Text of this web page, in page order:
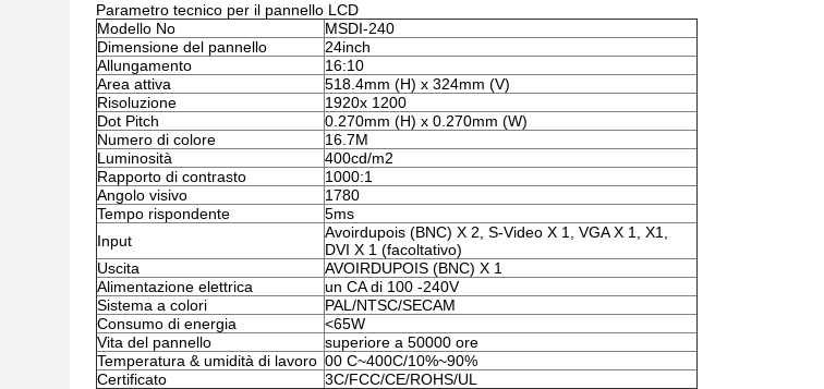
Parametro tecnico per il pannello LCD
Modello No
MSDI-240
Dimensione del pannello
24inch
Allungamento
16:10
Area attiva
518.4mm (H) x 324mm (V)
Risoluzione
1920x 1200
Dot Pitch
0.270mm (H) x 0.270mm (W)
Numero di colore
16.7M
Luminosità
400cd/m2
Rapporto di contrasto
1000:1
Angolo visivo
1780
Tempo rispondente
5ms
Input
Avoirdupois (BNC) X 2, S-Video X 1, VGA X 1, X1,
DVI X 1 (facoltativo)
Uscita
AVOIRDUPOIS (BNC) X 1
Alimentazione elettrica
un CA di 100 -240V
Sistema a colori
PAL/NTSC/SECAM
Consumo di energia
<65W
Vita del pannello
superiore a 50000 ore
Temperatura & umidità di lavoro 00 C~400C/10%~90%
Certificato
3C/FCC/CE/ROHS/UL